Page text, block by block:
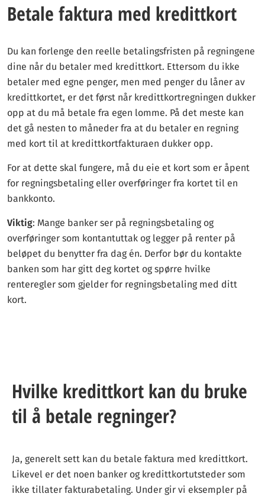
være trygge på at vi gir dem god og sann informasjon.
Betale faktura med kredittkort
Du kan forlenge den reelle betalingsfristen på regningene
dine når du betaler med kredittkort. Ettersom du ikke
betaler med egne penger, men med penger du låner av
kredittkortet, er det først når kredittkortregningen dukker
opp at du må betale fra egen lomme. På det meste kan
det gå nesten to måneder fra at du betaler en regning
med kort til at kredittkortfakturaen dukker opp.
For at dette skal fungere, må du eie et kort som er åpent
for regningsbetaling eller overføringer fra kortet til en
bankkonto.
Viktig: Mange banker ser på regningsbetaling og
overføringer som kontantuttak og legger på renter på
beløpet du benytter fra dag én. Derfor bør du kontakte
banken som har gitt deg kortet og spørre hvilke
renteregler som gjelder for regningsbetaling med ditt
kort.
Hvilke kredittkort kan du bruke
til å betale regninger?
Ja, generelt sett kan du betale faktura med kredittkort.
Likevel er det noen banker og kredittkortutsteder som
ikke tillater fakturabetaling. Under gir vi eksempler på